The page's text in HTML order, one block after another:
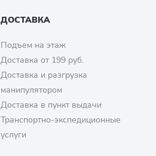
ДОСТАВКА
Подъем на этаж
Доставка от 199 руб.
Доставка и разгрузка
манипулятором
Доставка в пункт выдачи
Транспортно-экспедиционные
услуги